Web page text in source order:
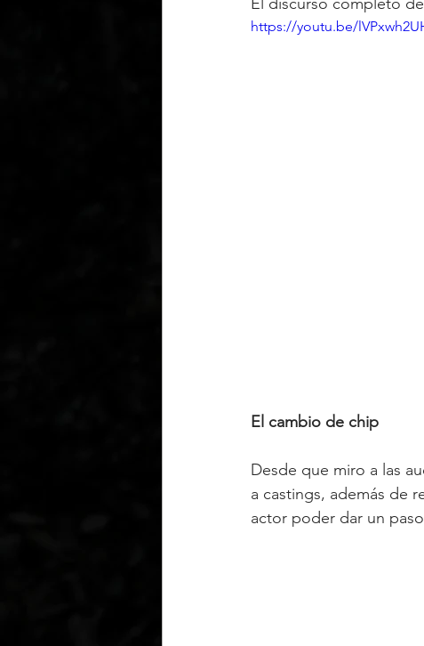
https://youtu.be/
El cambio de chip
Desde que miro a las
a castings, además de
actor poder dar un